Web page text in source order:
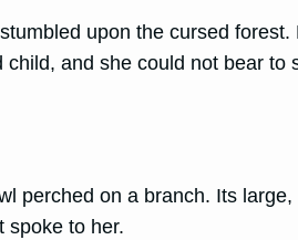
upon the cursed
and she could not bear to
perched on a branch. Its
spoke to her.